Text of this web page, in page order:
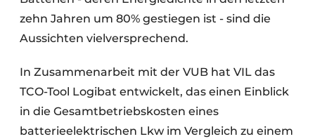
zehn Jahren um 80% gestiegen ist - sind die
Aussichten vielversprechend.
In Zusammenarbeit mit der VUB hat VIL das
TCO-Tool Logibat entwickelt, das einen Einblick
in die Gesamtbetriebskosten eines
batterieelektrischen Lkw im Vergleich zu einem